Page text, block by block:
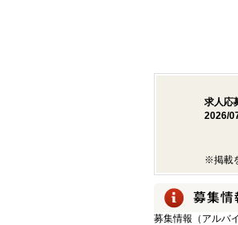
求人応
2026/
※掲載
募集情報（アルバ